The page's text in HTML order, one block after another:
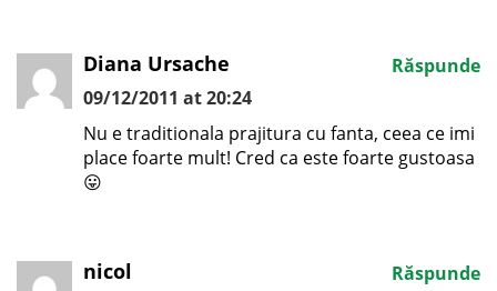
Diana Ursache
09/12/2011 at 20:24
Nu e traditionala prajitura cu fanta, ceea ce imi
place foarte mult! Cred ca este foarte gustoasa
😛
Răspunde
nicol Răspunde